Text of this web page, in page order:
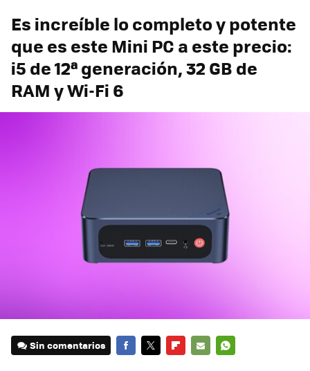
Es increíble lo completo y potente
que es este Mini PC a este precio:
i5 de 12ª generación, 32 GB de
RAM y Wi-Fi 6
Sin comentarios